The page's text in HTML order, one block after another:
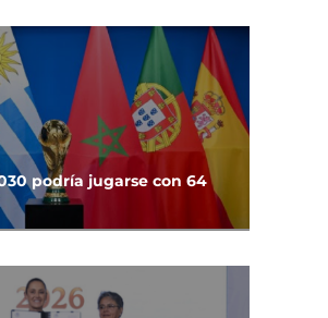
podría jugarse con 64